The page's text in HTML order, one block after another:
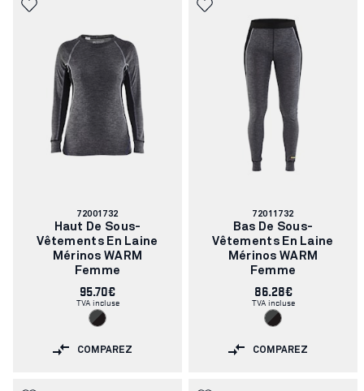
Numéro
d'article:
72001732
Haut De Sous-
Vêtements En Laine
Mérinos WARM
Femme
95.70€
TVA incluse
COMPAREZ
Numéro
d'article:
72011732
Bas De Sous-
Vêtements En Laine
Mérinos WARM
Femme
86.28€
TVA incluse
COMPAREZ